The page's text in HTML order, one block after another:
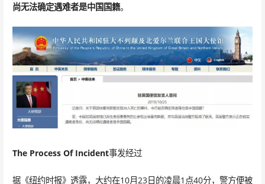
尚无法确定遇难者是中国国籍。
The Process Of Incident事发经过
据《纽约时报》透露，大约在10月23日的凌晨1点40分，警方便被